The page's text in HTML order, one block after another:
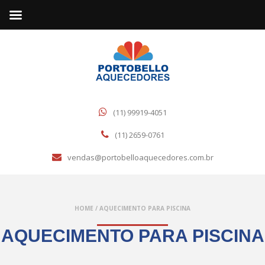
(11) 99919-4051
(11) 2659-0761
vendas@portobelloaquecedores.com.br
HOME / AQUECIMENTO PARA PISCINA
AQUECIMENTO PARA PISCINA